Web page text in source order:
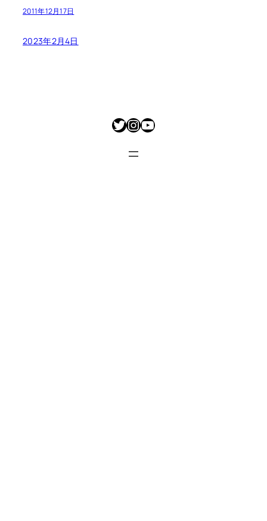
2011年12月17日
2023年2月4日
Twitter
Instagram
YouTube